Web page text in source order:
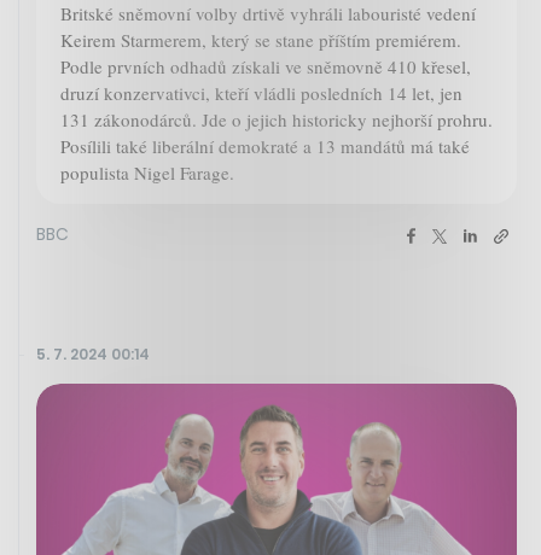
Britské sněmovní volby drtivě vyhráli labouristé vedení
Keirem Starmerem, který se stane příštím premiérem.
Podle prvních odhadů získali ve sněmovně 410 křesel,
druzí konzervativci, kteří vládli posledních 14 let, jen
131 zákonodárců. Jde o jejich historicky nejhorší prohru.
Posílili také liberální demokraté a 13 mandátů má také
populista Nigel Farage.
BBC
5. 7. 2024 00:14